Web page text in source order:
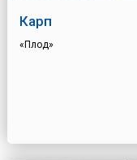
Карп
«Плод»